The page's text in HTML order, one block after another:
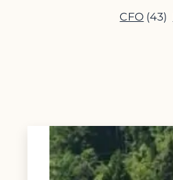
CFO (43)